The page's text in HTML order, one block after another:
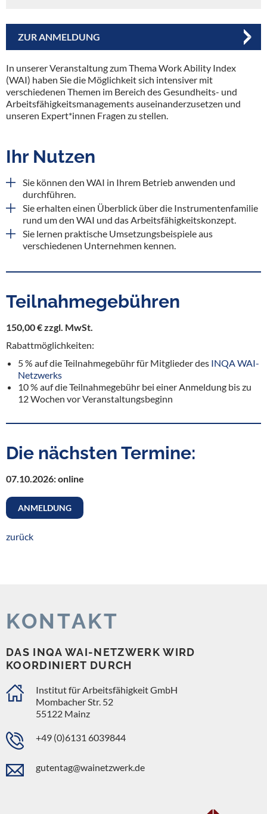
ZUR ANMELDUNG
In unserer Veranstaltung zum Thema Work Ability Index
(WAI) haben Sie die Möglichkeit sich intensiver mit
verschiedenen Themen im Bereich des Gesundheits- und
Arbeitsfähigkeitsmanagements auseinanderzusetzen und
unseren Expert*innen Fragen zu stellen.
Ihr Nutzen
Sie können den WAI in Ihrem Betrieb anwenden und
durchführen.
Sie erhalten einen Überblick über die Instrumentenfamilie
rund um den WAI und das Arbeitsfähigkeitskonzept.
Sie lernen praktische Umsetzungsbeispiele aus
verschiedenen Unternehmen kennen.
Teilnahmegebühren
150,00 € zzgl. MwSt.
Rabattmöglichkeiten:
5 % auf die Teilnahmegebühr für Mitglieder des INQA WAI-
Netzwerks
10 % auf die Teilnahmegebühr bei einer Anmeldung bis zu
12 Wochen vor Veranstaltungsbeginn
Die nächsten Termine:
07.10.2026: online
ANMELDUNG
zurück
KONTAKT
DAS INQA WAI-NETZWERK WIRD
KOORDINIERT DURCH
Institut für Arbeitsfähigkeit GmbH
Mombacher Str. 52
55122 Mainz
+49 (0)6131 6039844
gutentag@wainetzwerk.de